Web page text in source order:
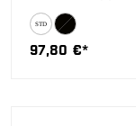
97,80 €*